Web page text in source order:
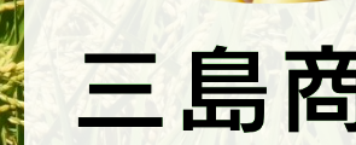
色彩選別機
昇降機